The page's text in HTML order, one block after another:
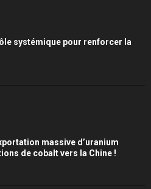
systémique pour renforcer la
massive d’uranium
de cobalt vers la Chine !